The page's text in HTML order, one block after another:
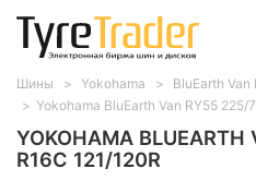
YOKOHAMA
R16C 121/120R
Шины Yokohama
BluEarth Van
Yokohama BluEarth Van RY55 225/